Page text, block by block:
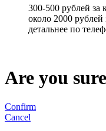
300-500 рублей за
около 2000 рублей
детальнее по
Are you
Confirm
Cancel